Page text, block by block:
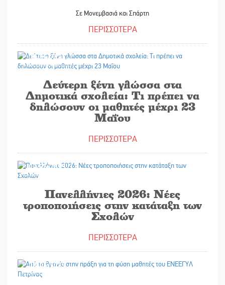
Σε Μονεμβασιά και Σπάρτη
ΠΕΡΙΣΣΟΤΕΡΑ
09/05/2025
Δεύτερη ξένη γλώσσα στα
Δημοτικά σχολεία: Τι πρέπει να
δηλώσουν οι μαθητές μέχρι 23
Μαΐου
ΠΕΡΙΣΣΟΤΕΡΑ
09/05/2025
Πανελλήνιες 2026: Νέες
τροποποιήσεις στην κατάταξη των
Σχολών
ΠΕΡΙΣΣΟΤΕΡΑ
08/05/2025